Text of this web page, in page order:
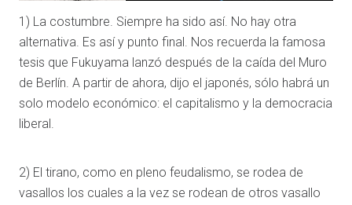
1) La costumbre. Siempre ha sido así. No hay otra
alternativa. Es así y punto final. Nos recuerda la famosa
tesis que Fukuyama lanzó después de la caída del Muro
de Berlín. A partir de ahora, dijo el japonés, sólo habrá un
solo modelo económico: el capitalismo y la democracia
liberal.
2) El tirano, como en pleno feudalismo, se rodea de
vasallos los cuales a la vez se rodean de otros vasallo